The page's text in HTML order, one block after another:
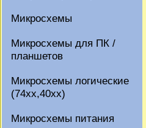
Микросхемы
Микросхемы для ПК /
планшетов
Микросхемы логические
(74xx,40xx)
Микросхемы питания